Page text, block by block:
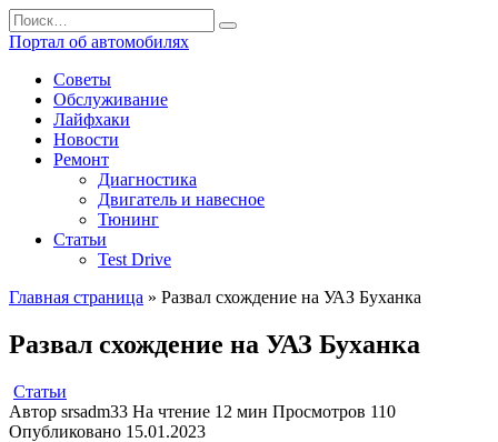
Перейти
к
содержанию
Search
for:
Портал об автомобилях
Советы
Обслуживание
Лайфхаки
Новости
Ремонт
Диагностика
Двигатель и навесное
Тюнинг
Статьи
Test Drive
Главная страница » Развал схождение на УАЗ Буханка
Развал схождение на УАЗ Буханка
Статьи
Автор srsadm33 На чтение 12 мин Просмотров 110
Опубликовано 15.01.2023